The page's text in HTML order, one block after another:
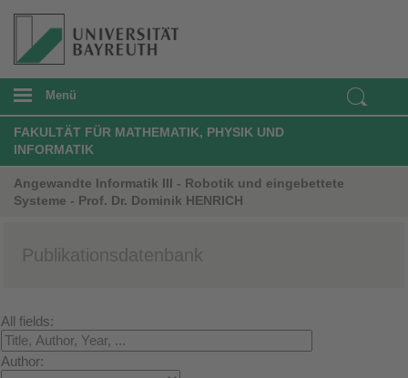
Menü
FAKULTÄT FÜR MATHEMATIK, PHYSIK UND
INFORMATIK
Angewandte Informatik III - Robotik und eingebettete
Systeme - Prof. Dr. Dominik HENRICH
Publikationsdatenbank
All fields:
Author: